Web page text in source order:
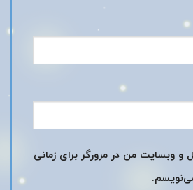
و وبسایت من در مرورگر برای زمانی